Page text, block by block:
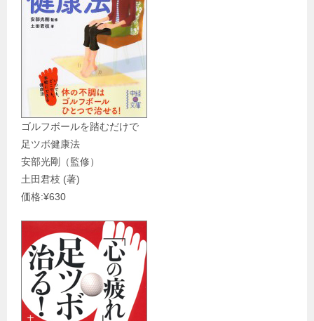
ゴルフボールを踏むだけで
足ツボ健康法
安部光剛（監修）
土田君枝 (著)
価格:¥630